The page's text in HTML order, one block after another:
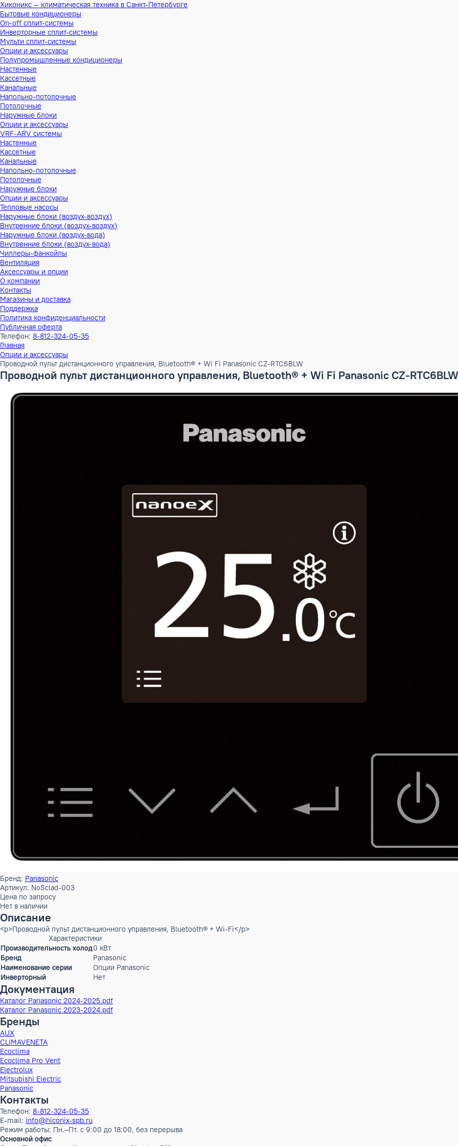
Хиконикс — климатическая техника в Санкт-Петербурге
Бытовые кондиционеры
On-off сплит-системы
Инверторные сплит-системы
Мульти сплит-системы
Опции и аксессуары
Полупромышленные кондиционеры
Настенные
Кассетные
Канальные
Напольно-потолочные
Потолочные
Наружные блоки
Опции и аксессуары
VRF-ARV системы
Настенные
Кассетные
Канальные
Напольно-потолочные
Потолочные
Наружные блоки
Опции и аксессуары
Тепловые насосы
Наружные блоки (воздух-воздух)
Внутренние блоки (воздух-воздух)
Наружные блоки (воздух-вода)
Внутренние блоки (воздух-вода)
Чиллеры-фанкойлы
Вентиляция
Аксессуары и опции
О компании
Контакты
Магазины и доставка
Поддержка
Политика конфиденциальности
Публичная оферта
Телефон:8-812-324-05-35
Главная
Опции и аксессуары
Проводной пульт дистанционного управления, Bluetooth® + Wi Fi Panasonic CZ-RTC6BLW
Бренд:Panasonic
Артикул: NoSclad-003
Цена по запросу
Нет в наличии
Описание
<p>Проводной пульт дистанционного управления, Bluetooth® + Wi-Fi</p>
Производительность холод
Бренд
Наименование серии
Инверторный
Документация
Каталог Panasonic 2024-2025.pdf
Каталог Panasonic 2023-2024.pdf
Бренды